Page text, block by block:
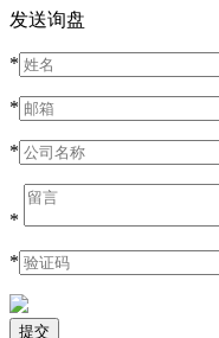
发送询盘
*
*
*
*
*